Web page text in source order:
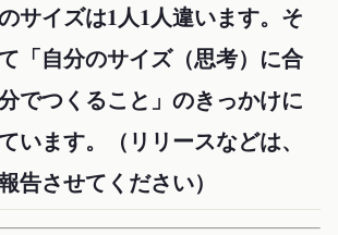
サイズは1人1人違います。そ
「自分のサイズ（思考）に合
でつくること」のきっかけに
います。（リリースなどは、
告させてください）